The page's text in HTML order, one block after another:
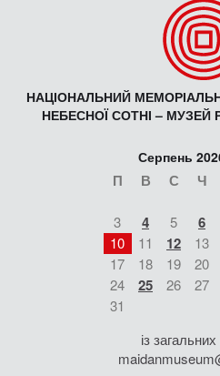
НАЦІОНАЛЬНИЙ
НЕБЕСНОЇ СОТНІ – МУЗЕЙ
Серпень
П В С Ч
3 4 5 6
10
11 12 13
17
18 19 20
24
25 26 27
31
із